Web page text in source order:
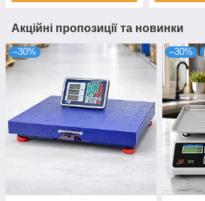
Акційні пропозиції та новинки
–30% –30%